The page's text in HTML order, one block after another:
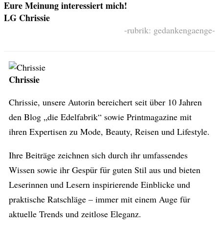
Eure Meinung interessiert mich!
LG Chrissie
-rubrik: gedankengaenge-
Chrissie
Chrissie, unsere Autorin bereichert seit über 10 Jahren
den Blog „die Edelfabrik“ sowie Printmagazine mit
ihren Expertisen zu Mode, Beauty, Reisen und Lifestyle.
Ihre Beiträge zeichnen sich durch ihr umfassendes
Wissen sowie ihr Gespür für guten Stil aus und bieten
Leserinnen und Lesern inspirierende Einblicke und
praktische Ratschläge – immer mit einem Auge für
aktuelle Trends und zeitlose Eleganz.